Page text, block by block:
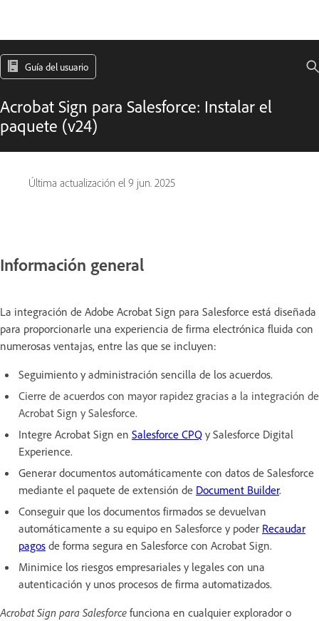
Guía del usuario
Acrobat Sign para Salesforce: Instalar el
paquete (v24)
Última actualización el 9 jun. 2025
Información general
La integración de Adobe Acrobat Sign para Salesforce está diseñada
para proporcionarle una experiencia de firma electrónica fluida con
numerosas ventajas, entre las que se incluyen:
Seguimiento y administración sencilla de los acuerdos.
Cierre de acuerdos con mayor rapidez gracias a la integración de
Acrobat Sign y Salesforce.
Integre Acrobat Sign en Salesforce CPQ y Salesforce Digital
Experience.
Generar documentos automáticamente con datos de Salesforce
mediante el paquete de extensión de Document Builder.
Conseguir que los documentos firmados se devuelvan
automáticamente a su equipo en Salesforce y poder Recaudar
pagos de forma segura en Salesforce con Acrobat Sign.
Minimice los riesgos empresariales y legales con una
autenticación y unos procesos de firma automatizados.
Acrobat Sign para Salesforce funciona en cualquier explorador o